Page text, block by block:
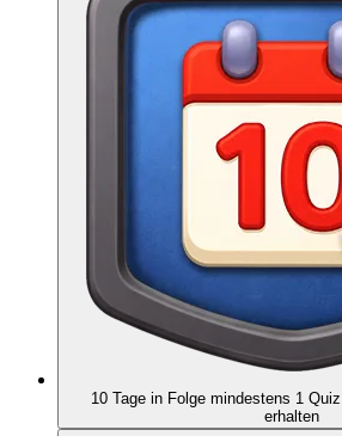
10 Tage in Folge mindestens 1
erhalten